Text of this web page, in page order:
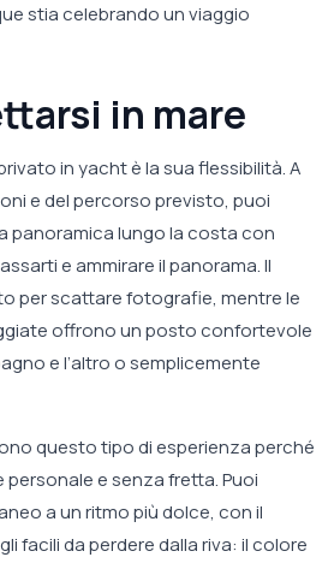
stia celebrando un viaggio
in mare
in yacht è la sua flessibilità. A
e del percorso previsto, puoi
panoramica lungo la costa con
e ammirare il panorama. Il
per scattare fotografie, mentre le
offrono un posto confortevole
e l’altro o semplicemente
questo tipo di esperienza perché
e senza fretta. Puoi
a un ritmo più dolce, con il
facili da perdere dalla riva: il colore